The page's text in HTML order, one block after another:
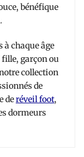
bénéfique
à chaque âge
fille, garçon ou
collection
de
deréveil foot,
dormeurs